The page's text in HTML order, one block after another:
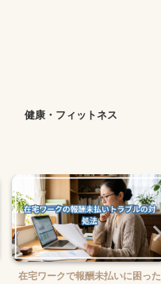
健康・フィットネス
在宅ワークで報酬未払いに困った